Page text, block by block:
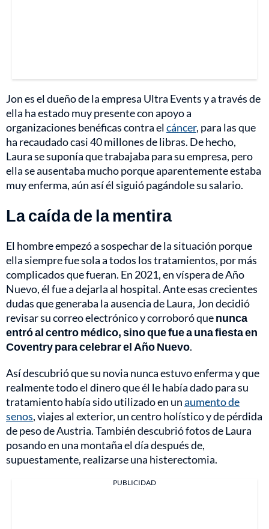
Jon es el dueño de la empresa Ultra Events y a través de
ella ha estado muy presente con apoyo a
organizaciones benéficas contra elcáncer, para las que
ha recaudado casi 40 millones de libras. De hecho,
Laura se suponía que trabajaba para su empresa, pero
ella se ausentaba mucho porque aparentemente estaba
muy enferma, aún así él siguió pagándole su salario.
La caída de la mentira
El hombre empezó a sospechar de la situación porque
ella siempre fue sola a todos los tratamientos, por más
complicados que fueran. En 2021, en víspera de Año
Nuevo, él fue a dejarla al hospital. Ante esas crecientes
dudas que generaba la ausencia de Laura, Jon decidió
revisar su correo electrónico y corroboró quenunca
entró al centro médico, sino que fue a una fiesta en
Coventry para celebrar el Año Nuevo.
Así descubrió que su novia nunca estuvo enferma y que
realmente todo el dinero que él le había dado para su
tratamiento había sido utilizado en unaumento de
senos, viajes al exterior, un centro holístico y de pérdida
de peso de Austria. También descubrió fotos de Laura
posando en una montaña el día después de,
supuestamente, realizarse una histerectomia.
PUBLICIDAD